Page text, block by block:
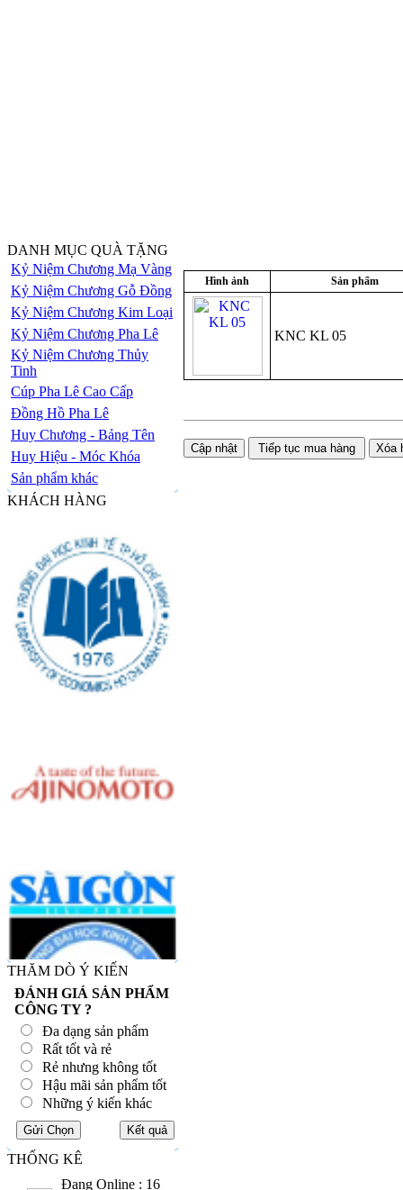
DANH MỤC QUÀ TẶNG
Kỷ Niệm Chương Mạ Vàng
Kỷ Niệm Chương Gỗ Đồng
Kỷ Niệm Chương Kim Loại
Kỷ Niệm Chương Pha Lê
Kỷ Niệm Chương Thủy
Tinh
Cúp Pha Lê Cao Cấp
Đồng Hồ Pha Lê
Huy Chương - Bảng Tên
Huy Hiệu - Móc Khóa
Sản phẩm khác
KHÁCH HÀNG
THĂM DÒ Ý KIẾN
ĐÁNH GIÁ SẢN PHẨM
CÔNG TY ?
Đa dạng sản phẩm
Rất tốt và rẻ
Rẻ nhưng không tốt
Hậu mãi sản phẩm tốt
Những ý kiến khác
THỐNG KÊ
Đang Online : 16
Hình ảnh Sản phẩm
KNC KL 05